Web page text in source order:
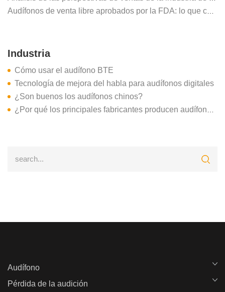
Industria
Cómo usar el audífono BTE
Tecnología de mejora del habla para audífonos digitales
¿Son buenos los audífonos chinos?
¿Por qué los principales fabricantes producen audífonos de venta libre?
Audífono
Pérdida de la audición